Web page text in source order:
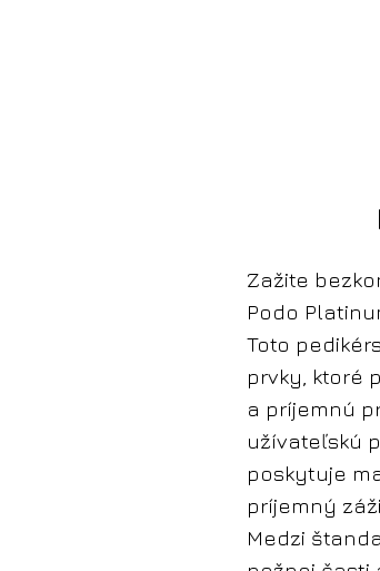
Zažite
Podo
Toto
prvky, ktoré
a príjemnú
užívateľskú
poskytuje
príjemný
Medzi